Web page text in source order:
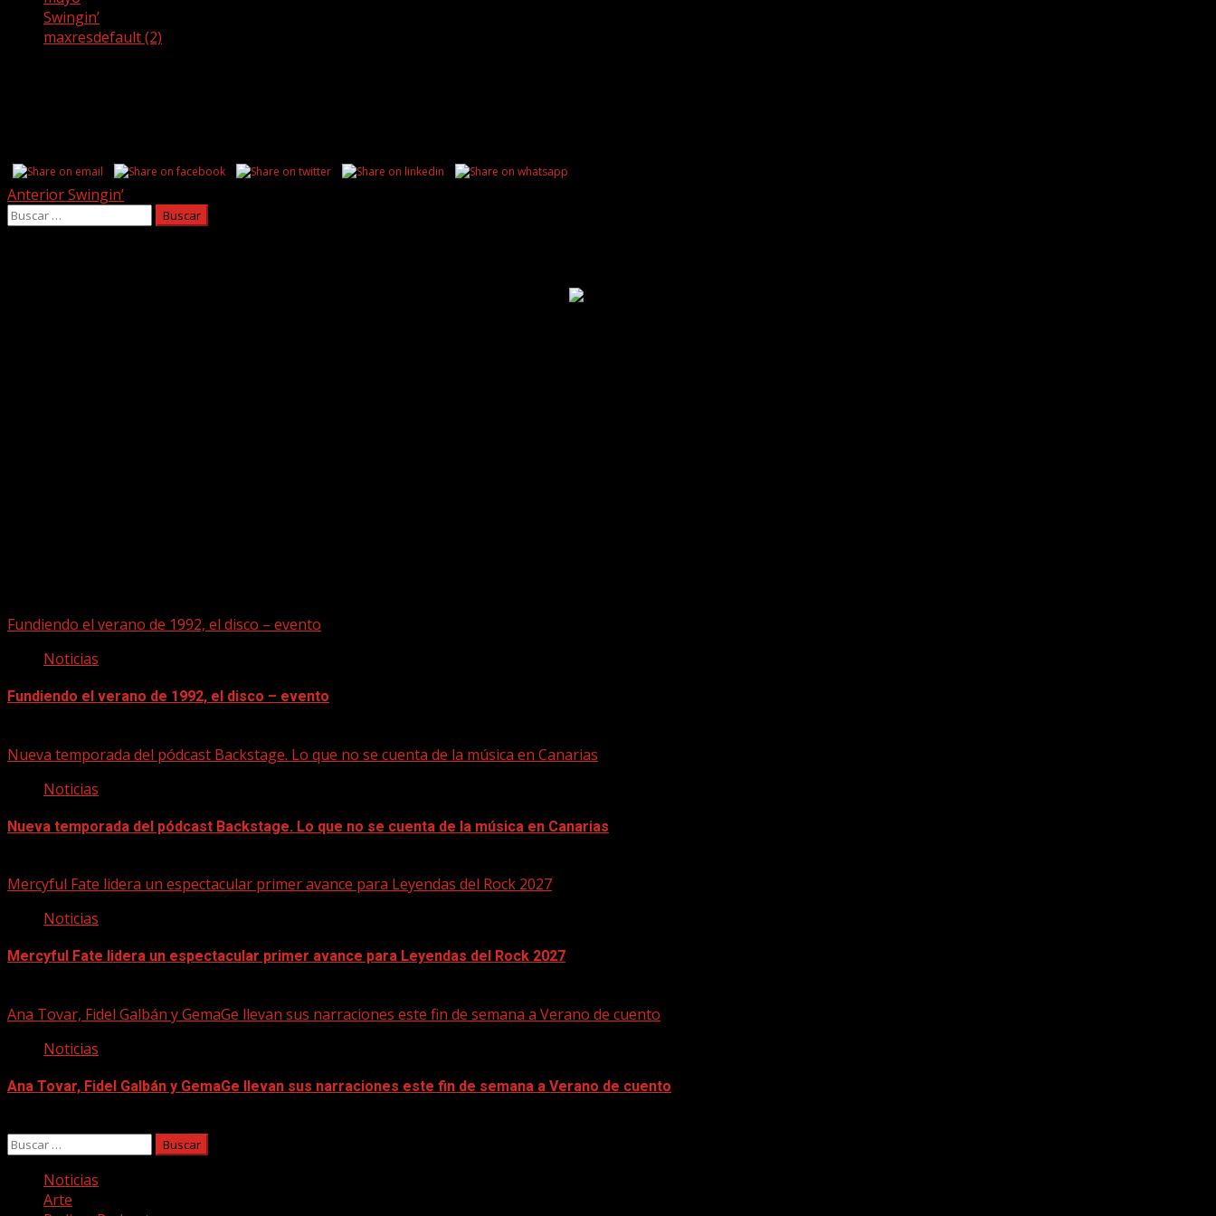
Swingin’
maxresdefault (2)
Post
navigation
AnteriorSwingin’
Buscar:
Fundiendo el verano de 1992, el disco – evento
Noticias
Fundiendo el verano de 1992, el disco – evento
Nueva temporada del pódcast Backstage. Lo que no se cuenta de la música en Canarias
Noticias
Nueva temporada del pódcast Backstage. Lo que no se cuenta de la música en Canarias
Mercyful Fate lidera un espectacular primer avance para Leyendas del Rock 2027
Noticias
Mercyful Fate lidera un espectacular primer avance para Leyendas del Rock 2027
Ana Tovar, Fidel Galbán y GemaGe llevan sus narraciones este fin de semana a Verano de cuento
Noticias
Ana Tovar, Fidel Galbán y GemaGe llevan sus narraciones este fin de semana a Verano de cuento
Buscar:
Noticias
Arte